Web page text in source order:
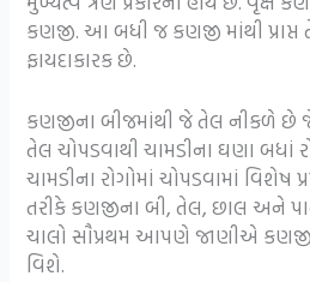
કણજી. આ બધી જ કણજી માંથી પ્રાપ્ત
ફાયદાકારક છે.
કણજીના બીજમાંથી જે તેલ નીકળે
તેલ ચોપડવાથી ચામડીના ઘણા બધાં
ચામડીના રોગોમાં ચોપડવામાં
તરીકે કણજીના બી, તેલ, છાલ અને
ચાલો સૌપ્રથમ આપણે જાણીએ
વિશે.